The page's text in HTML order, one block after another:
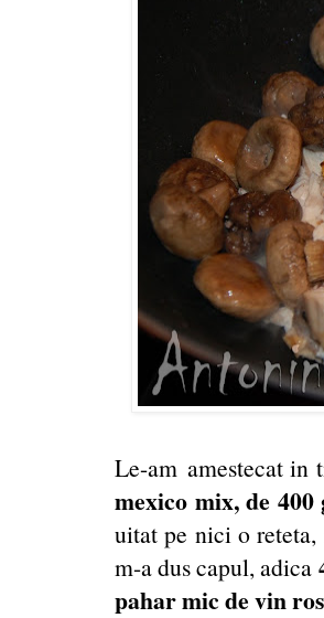
Le-am amestecat
mexico mix, de 400
uitat pe nici o
m-a dus capul, adica
pahar mic de vin